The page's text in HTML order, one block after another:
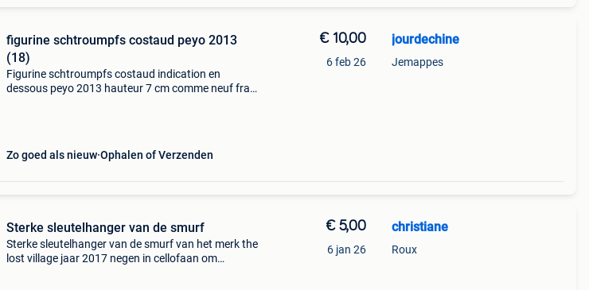
figurine schtroumpfs costaud peyo 2013
(18)
Figurine schtroumpfs costaud indication en
dessous peyo 2013 hauteur 7 cm comme neuf frais
Zo goed als nieuw Ophalen of Verzenden
€ 10,00
6 feb 26
jourdechine
Jemappes
Sterke sleutelhanger van de smurf
Sterke sleutelhanger van de smurf van het merk the
lost village jaar 2017 negen in cellofaan om
€ 5,00
6 jan 26
christiane
Roux